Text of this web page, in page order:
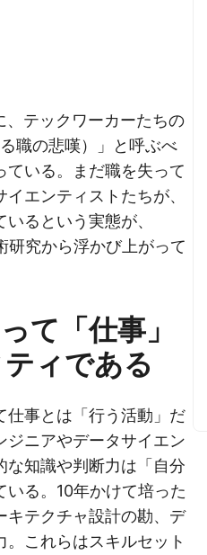
テックワーカーたちの
職の悲嘆）」と呼ぶべ
ている。まだ職を失って
エンティストたちが、
るという実態が、
究から浮かび上がって
て「仕事」
ィである
仕事とは「行う活動」だ
ニアやデータサイエン
知識や判断力は「自分
いる。10年かけて培った
キテクチャ設計の勘、デ
これらはスキルセット